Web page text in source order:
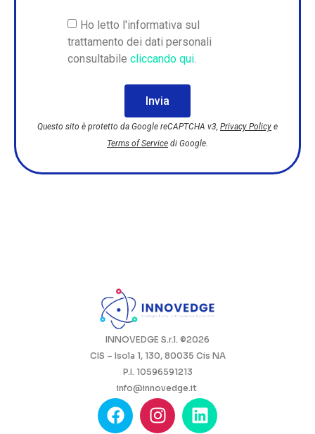
Ho letto l'informativa sul
trattamento dei dati personali
consultabile cliccando qui.
Invia
Questo sito è protetto da Google reCAPTCHA v3, Privacy Policy e
Terms of Service di Google.
INNOVEDGE S.r.l. ©2026
CIS – Isola 1, 130, 80035 Cis NA
P.I. 10596591213
info@innovedge.it